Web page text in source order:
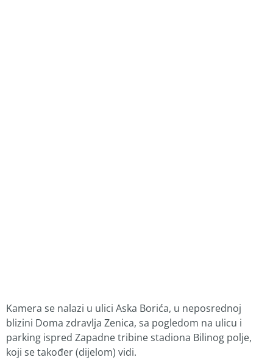
​Kamera se nalazi u ulici Aska Borića, u neposrednoj
blizini Doma zdravlja Zenica, sa pogledom na ulicu i
parking ispred Zapadne tribine stadiona Bilinog polje,
koji se također (dijelom) vidi.